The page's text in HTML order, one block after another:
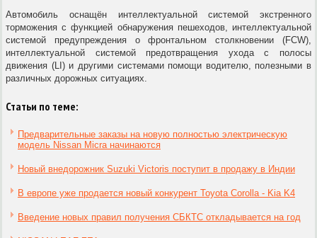
Автомобиль оснащён интеллектуальной системой экстренного
торможения с функцией обнаружения пешеходов, интеллектуальной
системой предупреждения о фронтальном столкновении (FCW),
интеллектуальной системой предотвращения ухода с полосы
движения (LI) и другими системами помощи водителю, полезными в
различных дорожных ситуациях.
Статьи по теме:
Предварительные заказы на новую полностью электрическую
модель Nissan Micra начинаются
Новый внедорожник Suzuki Victoris поступит в продажу в Индии
В европе уже продается новый конкурент Toyota Corolla - Kia K4
Введение новых правил получения СБКТС откладывается на год